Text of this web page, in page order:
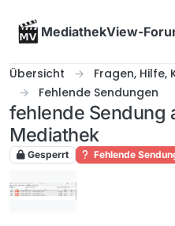
MediathekView-
Übersicht
Fragen, Hilfe,
Fehlende Sendungen
fehlende Sendung
Mediathek
Gesperrt Fehlende